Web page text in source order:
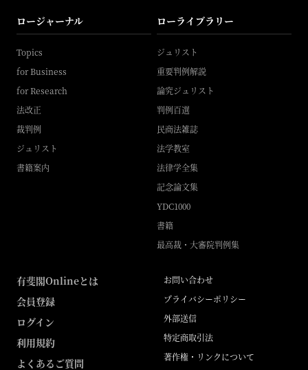
ロージャーナル
Topics
for Business
for Research
法改正
裁判例
ジュリスト
書籍案内
ローライブラリー
ジュリスト
重要判例解説
論究ジュリスト
判例百選
民商法雑誌
法学教室
法律学全集
記念論文集
YDC1000
書籍
最高裁・大審院判例集
有斐閣Onlineとは
会員登録
ログイン
利用規約
よくあるご質問
お問い合わせ
プライバシーポリシー
外部送信
特定商取引法
著作権・リンクについて